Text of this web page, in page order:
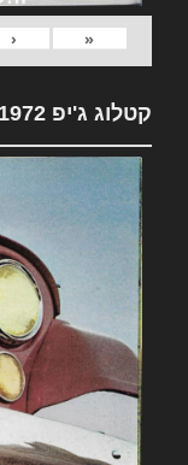
«
‹
קטלוג ג'יפ 1972